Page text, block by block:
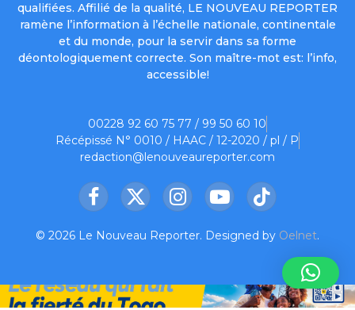
qualifiées. Affilié de la qualité, LE NOUVEAU REPORTER
ramène l’information à l’échelle nationale, continentale
et du monde, pour la servir dans sa forme
déontologiquement correcte. Son maître-mot est: l’info,
accessible!
00228 92 60 75 77 / 99 50 60 10
Récépissé N° 0010 / HAAC / 12-2020 / pl / P
redaction@lenouveaureporter.com
Facebook
X
InstagramYouTubeTikTok
© 2026 Le Nouveau Reporter. Designed by Oelnet.